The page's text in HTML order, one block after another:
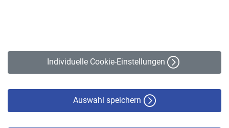
Individuelle Cookie-Einstellungen
Auswahl speichern
Erklärung zur Barrierefreiheit